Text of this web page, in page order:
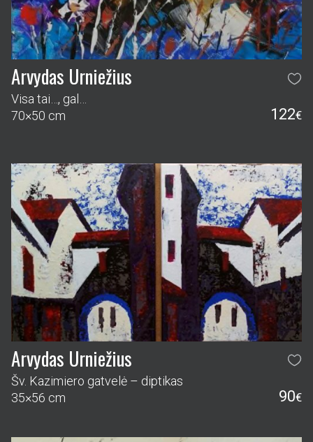
Arvydas Urniežius
Visa tai…, gal…
70×50 cm
122€
Arvydas Urniežius
Šv. Kazimiero gatvelė – diptikas
35×56 cm
90€